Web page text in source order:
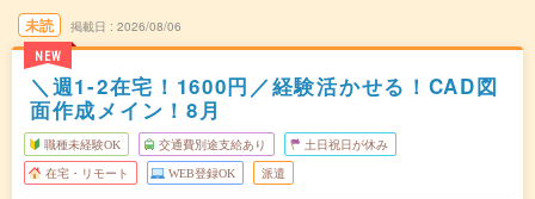
未読
NEW
掲載日 2026/08/06
＼週1-2在宅！1600円／経験活かせる！CAD図
面作成メイン！8月
職種未経験OK 交通費別途支給あり 土日祝日が休み
在宅・リモート WEB登録OK 派遣